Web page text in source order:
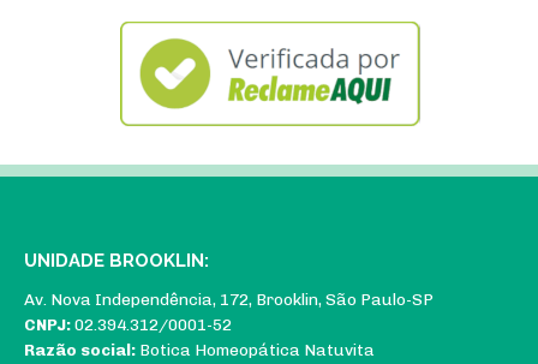
UNIDADE BROOKLIN:
Av. Nova Independência, 172, Brooklin, São Paulo-SP
CNPJ:02.394.312/0001-52
Razão social: Botica Homeopática Natuvita